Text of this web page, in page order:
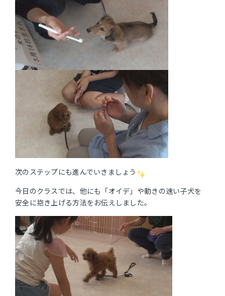
次のステップにも進んでいきましょう
今日のクラスでは、他にも「オイデ」や動きの速い子犬を
安全に抱き上げる方法をお伝えしました。